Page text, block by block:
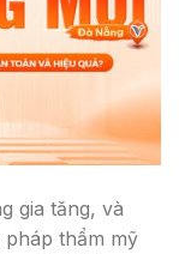
gia tăng, và
thẩm mỹ